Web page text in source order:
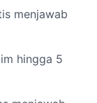
menjawab
hingga 5